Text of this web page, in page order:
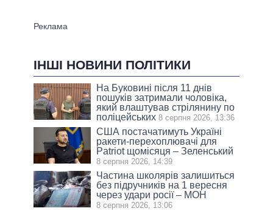
ІНШІ НОВИНИ ПОЛІТИКИ
На Буковині після 11 днів
пошуків затримали чоловіка,
який влаштував стрілянину по
поліцейських 8 серпня 2026, 13:36
США постачатимуть Україні
ракети-перехоплювачі для
Patriot щомісяця – Зеленський
8 серпня 2026, 14:39
Частина школярів залишиться
без підручників на 1 вересня
через удари росії – МОН
8 серпня 2026, 13:06